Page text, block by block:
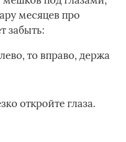
месяцев про
забыть:
то вправо, держа
откройте глаза.